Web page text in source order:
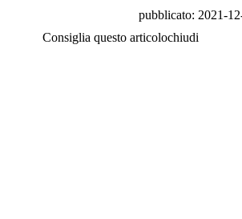
pubblicato: 2021-
Consiglia questo articolochiudi